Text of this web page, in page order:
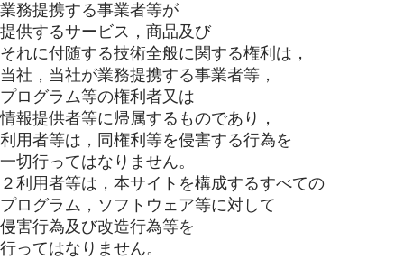
業務提携する事業者等が
提供するサービス，商品及び
それに付随する技術全般に関する権利は，
当社，当社が業務提携する事業者等，
プログラム等の権利者又は
情報提供者等に帰属するものであり，
利用者等は，同権利等を侵害する行為を
一切行ってはなりません。
２利用者等は，本サイトを構成するすべての
プログラム，ソフトウェア等に対して
侵害行為及び改造行為等を
行ってはなりません。